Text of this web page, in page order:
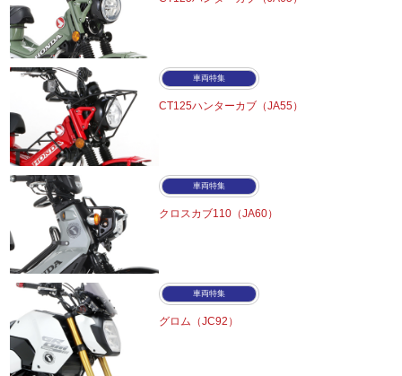
車両特集
CT125ハンターカブ（JA55）
車両特集
クロスカブ110（JA60）
車両特集
グロム（JC92）